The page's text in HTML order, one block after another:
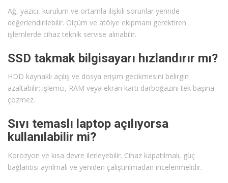
Ağ, yazıcı, kurulum ve ortamla ilişkili sorunlar yerinde
değerlendirilebilir. Ölçüm ve atölye ekipmanı gerektiren
işlemlerde cihaz teknik servise alınabilir.
SSD takmak bilgisayarı hızlandırır mı?
HDD kaynaklı açılış ve dosya erişim gecikmesini belirgin
azaltabilir; işlemci, RAM veya ekran kartı darboğazını tek başına
çözmez.
Sıvı temaslı laptop açılıyorsa
kullanılabilir mi?
Korozyon ve kısa devre ilerleyebilir. Cihaz kapatılmalı, güç
bağlantısı ayrılmalı ve yeniden çalıştırılmadan incelenmelidir.